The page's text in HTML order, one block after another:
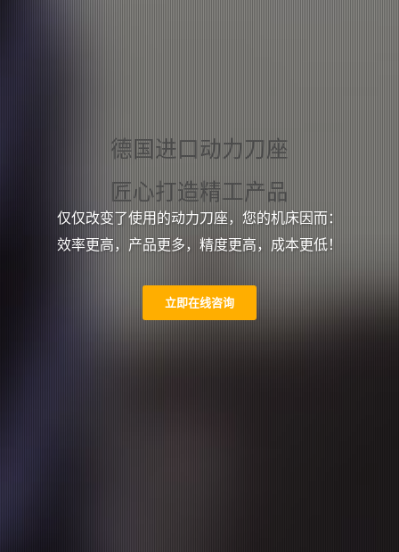
德国进口动力刀座
匠心打造精工产品
为品质与效率而生
仅仅改变了使用的动力刀座，您的机床因而：
效率更高，产品更多，精度更高，成本更低！
立即在线咨询